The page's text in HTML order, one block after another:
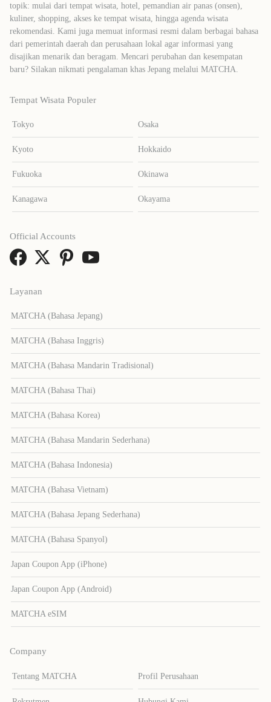
topik: mulai dari tempat wisata, hotel, pemandian air panas (onsen),
kuliner, shopping, akses ke tempat wisata, hingga agenda wisata
rekomendasi. Kami juga memuat informasi resmi dalam berbagai bahasa
dari pemerintah daerah dan perusahaan lokal agar informasi yang
disajikan menarik dan beragam. Mencari perubahan dan kesempatan
baru? Silakan nikmati pengalaman khas Jepang melalui MATCHA.
Tempat Wisata Populer
Tokyo Osaka
Kyoto Hokkaido
Fukuoka Okinawa
Kanagawa Okayama
Layanan
MATCHA (Bahasa Jepang)
MATCHA (Bahasa Inggris)
MATCHA (Bahasa Mandarin Tradisional)
MATCHA (Bahasa Thai)
MATCHA (Bahasa Korea)
MATCHA (Bahasa Mandarin Sederhana)
MATCHA (Bahasa Indonesia)
MATCHA (Bahasa Vietnam)
MATCHA (Bahasa Jepang Sederhana)
MATCHA (Bahasa Spanyol)
Japan Coupon App (iPhone)
Japan Coupon App (Android)
MATCHA eSIM
Company
Tentang MATCHA Profil Perusahaan
Official Accounts